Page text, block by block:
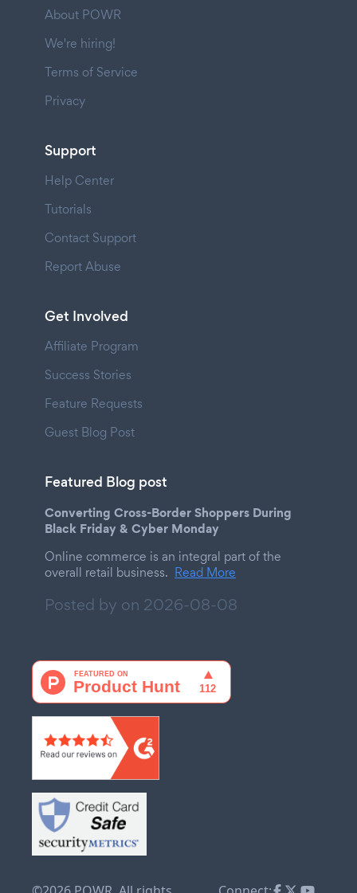
About POWR
We're hiring!
Terms of Service
Privacy
Support
Help Center
Tutorials
Contact Support
Report Abuse
Get Involved
Affiliate Program
Success Stories
Feature Requests
Guest Blog Post
Featured Blog post
Converting Cross-Border Shoppers During
Black Friday & Cyber Monday
Online commerce is an integral part of the
overall retail business. Read More
Posted by on 2026-08-08